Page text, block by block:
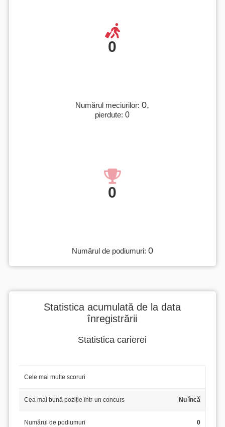
0
Numărul meciurilor:0,
pierdute:0
0
Numărul de podiumuri: 0
Statistica acumulată de la data
înregistrării
Statistica carierei
Cele mai multe scoruri
Cea mai bună poziție într-un concurs Nu încă
Numărul de podiumuri 0